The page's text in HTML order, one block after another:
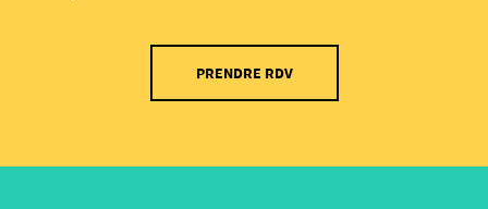
PRENDRE RDV